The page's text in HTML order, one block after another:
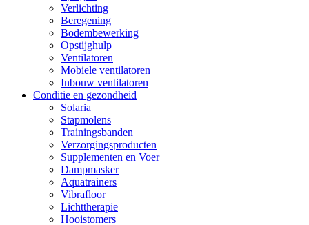
Verlichting
Beregening
Bodembewerking
Opstijghulp
Ventilatoren
Mobiele ventilatoren
Inbouw ventilatoren
Conditie en gezondheid
Solaria
Stapmolens
Trainingsbanden
Verzorgingsproducten
Supplementen en Voer
Dampmasker
Aquatrainers
Vibrafloor
Lichttherapie
Hooistomers